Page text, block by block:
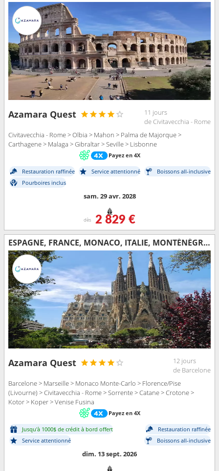
Azamara Quest
11 jours
de Civitavecchia - Rome
Civitavecchia - Rome > Olbia > Mahon > Palma de Majorque >
Carthagene > Malaga > Gibraltar > Seville > Lisbonne
Payez en 4X
Restauration raffinée Service attentionné
Boissons all-inclusive
Pourboires inclus
sam. 29 avr. 2028
dès 2 829 €
ESPAGNE, FRANCE, MONACO, ITALIE, MONTÉNÉGRO, SLOVÉNIE
Azamara Quest
12 jours
de Barcelone
Barcelone > Marseille > Monaco Monte-Carlo > Florence/Pise
(Livourne) > Civitavecchia - Rome > Sorrente > Catane > Crotone >
Kotor > Koper > Venise Fusina
Payez en 4X
Jusqu'à 1000$ de crédit à bord offert
Restauration raffinée
Service attentionné
Boissons all-inclusive
dim. 13 sept. 2026